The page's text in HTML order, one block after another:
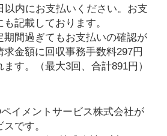
以内にお支払いください。お支
記載しております。
期間過ぎてもお支払いの確認が
求金額に回収事務手数料297円
ます。（最大3回、合計891円）
イメントサービス株式会社が
です。